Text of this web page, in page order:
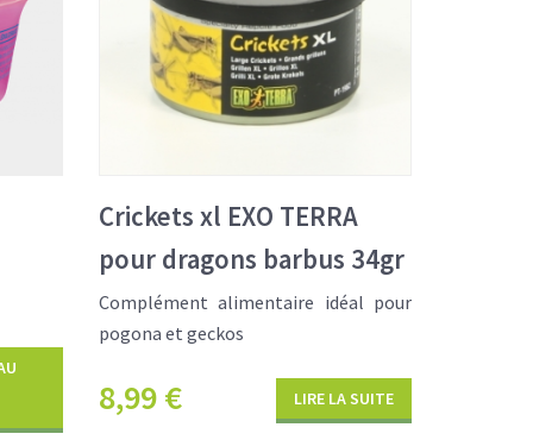
Crickets xl EXO TERRA
pour dragons barbus 34gr
Complément alimentaire idéal pour
pogona et geckos
8,99€ LIRE LA SUITE